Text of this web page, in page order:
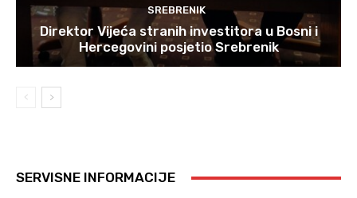
SREBRENIK
Direktor Vijeća stranih investitora u Bosni i
Hercegovini posjetio Srebrenik
SERVISNE INFORMACIJE